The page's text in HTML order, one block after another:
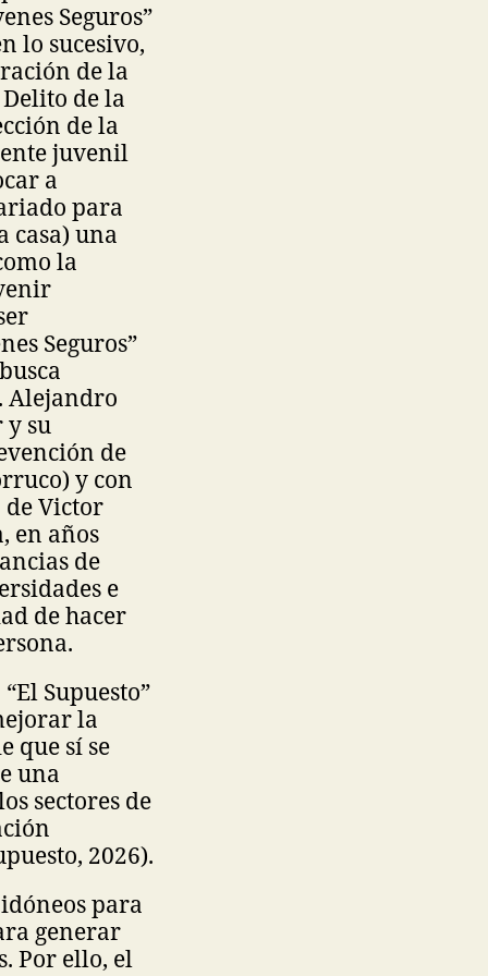
Seguros”
lo sucesivo,
de la
de la
de la
juvenil
a
para
casa) una
la
Seguros”
Alejandro
y su
de
y con
de Victor
en años
de
e
de hacer
Supuesto”
la
que sí se
una
sectores de
2026).
para
generar
Por ello, el